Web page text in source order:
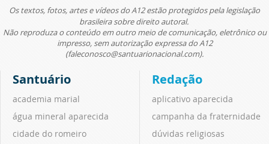
Os textos, fotos, artes e vídeos do A12 estão protegidos pela legislação
brasileira sobre direito autoral.
Não reproduza o conteúdo em outro meio de comunicação, eletrônico ou
impresso, sem autorização expressa do A12
(faleconosco@santuarionacional.com).
Santuário
academia marial
água mineral aparecida
cidade do romeiro
Redação
aplicativo aparecida
campanha da fraternidade
dúvidas religiosas